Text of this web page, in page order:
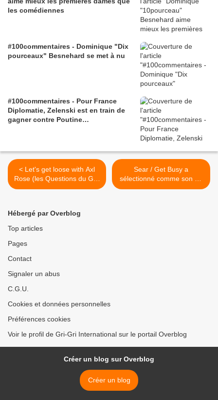
les comédiennes
#100commentaires - Dominique "Dix
pourceaux" Besnehard se met à nu
#100commentaires - Pour France
Diplomatie, Zelenski est en train de
gagner contre Poutine…
< Let's get loose with Axl
Rose (les Questions du Gri-
Gri inédit)
Sear / Get Busy a
sélectionné comme son du
jour... Semaine "Get Busy"
Hébergé par Overblog
Top articles
Pages
Contact
Signaler un abus
C.G.U.
Cookies et données personnelles
Préférences cookies
Voir le profil de Gri-Gri International sur le portail Overblog
Créer un blog sur Overblog
Créer un blog